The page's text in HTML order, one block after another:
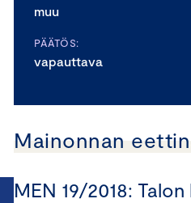
muu
PÄÄTÖS:
vapauttava
Mainonnan
MEN 19/2018: